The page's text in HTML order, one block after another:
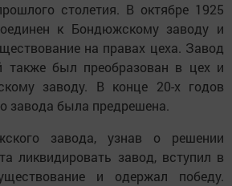
столетия. В октябре 1925
к Бондюжскому заводу и
на правах цеха. Завод
также был преобразован в цех и
заводу. В конце 20-х годов
завода была предрешена.
завода, узнав о решении
ликвидировать завод, вступил в
и одержал победу.